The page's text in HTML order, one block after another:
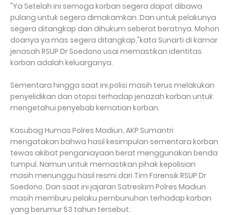
"Ya Setelah ini semoga korban segera dapat dibawa
pulang untuk segera dimakamkan. Dan untuk pelakunya
segera ditangkap dan dihukum seberat beratnya. Mohon
doanya ya mas segera ditangkap,"kata Sunarti di kamar
jenasah RSUP Dr Soedono usai memastikan identitas
korban adalah keluarganya.
Sementara hingga saat ini polisi masih terus melakukan
penyelidikan dan otopsi terhadap jenazah korban untuk
mengetahui penyebab kematian korban.
Kasubag Humas Polres Madiun, AKP Sumantri
mengatakan bahwa hasil kesimpulan sementara korban
tewas akibat penganiayaan berat menggunakan benda
tumpul. Namun untuk memastikan pihak kepolisian
masih menunggu hasil resmi dari Tim Forensik RSUP Dr
Soedono. Dan saat ini jajaran Satreskim Polres Madiun
masih memburu pelaku pembunuhan terhadap korban
yang berumur 53 tahun tersebut.